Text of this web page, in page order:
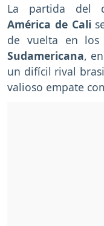
La partida del
América de Cali
de vuelta en
Sudamericana,
un difícil rival
valioso empate